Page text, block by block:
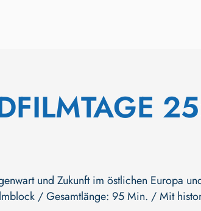
und Zukunft im östlichen Europa
/ Gesamtlänge: 95 Min. / Mit